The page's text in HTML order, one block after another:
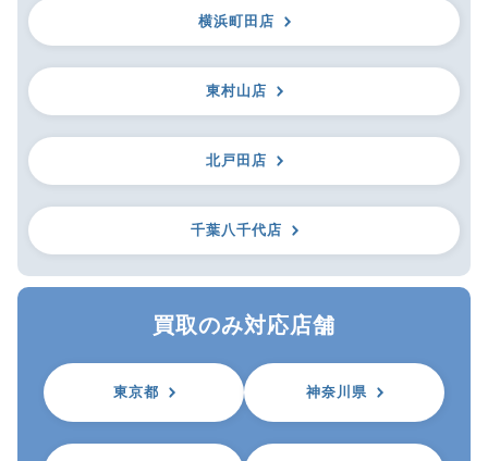
横浜町田店
東村山店
北戸田店
千葉八千代店
買取のみ対応店舗
東京都 神奈川県